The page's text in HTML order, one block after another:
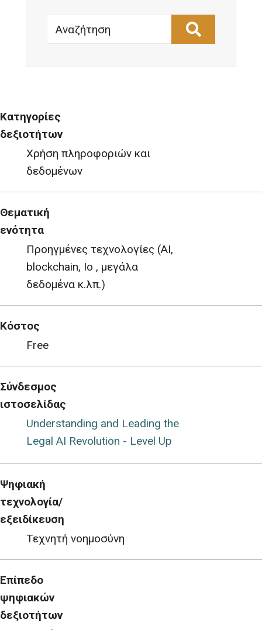
Αναζήτηση
Κατηγορίες
δεξιοτήτων
Χρήση πληροφοριών και
δεδομένων
Θεματική
ενότητα
Προηγμένες τεχνολογίες (AI,
blockchain, Io , μεγάλα
δεδομένα κ.λπ.)
Κόστος
Free
Σύνδεσμος
ιστοσελίδας
Understanding and Leading the
Legal AI Revolution - Level Up
Ψηφιακή
τεχνολογία/
εξειδίκευση
Τεχνητή νοημοσύνη
Επίπεδο
ψηφιακών
δεξιοτήτων